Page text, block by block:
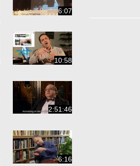
6:07
10:58
2:51:46
6:16